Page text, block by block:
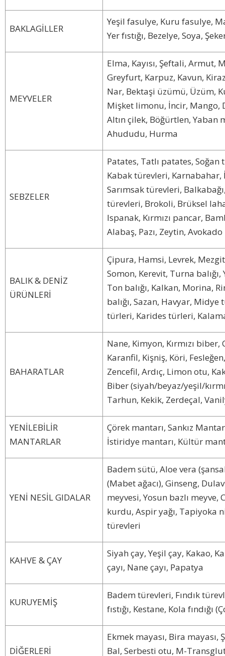
BAKLAGİLLER
Yeşil fasulye, Kuru fasulye,
Yer fıstığı, Bezelye, Soya,
MEYVELER
Elma, Kayısı, Şeftali,
Greyfurt, Karpuz, Kavun,
Nar, Bektaşi üzümü, Üzüm,
Mişket limonu, İncir, Mango,
Altın çilek, Böğürtlen, Yaban
Ahududu, Hurma
SEBZELER
Patates, Tatlı patates,
Kabak türevleri, Karnabahar,
Sarımsak türevleri,
türevleri, Brokoli, Brüksel
Ispanak, Kırmızı pancar,
Alabaş, Pazı, Zeytin, Avokado
BALIK & DENİZ
ÜRÜNLERİ
Çipura, Hamsi, Levrek,
Somon, Kerevit, Turna balığı,
Ton balığı, Kalkan, Morina,
balığı, Sazan, Havyar,
türleri, Karides türleri,
BAHARATLAR
Nane, Kimyon, Kırmızı
Karanfil, Kişniş, Köri,
Zencefil, Ardıç, Limon otu,
Biber (siyah/beyaz/yeşil/
Tarhun, Kekik, Zerdeçal,
YENİLEBİLİR
MANTARLAR
Çörek mantarı, Sankız
İstiridye mantarı, Kültür
YENİ NESİL GIDALAR
Badem sütü, Aloe vera
(Mabet ağacı), Ginseng,
meyvesi, Yosun bazlı
kurdu, Aspir yağı, Tapiyoka
türevleri
KAHVE & ÇAY
Siyah çay, Yeşil çay, Kakao,
çayı, Nane çayı, Papatya
KURUYEMİŞ
Badem türevleri, Fındık
fıstığı, Kestane, Kola fındığı
DİĞERLERİ
Ekmek mayası, Bira mayası,
Bal, Serbesti otu, M-